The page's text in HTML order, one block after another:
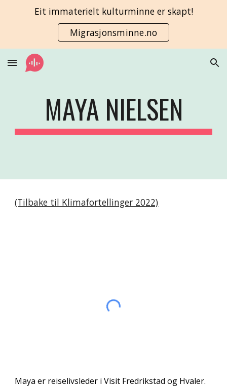
Skip to navigation
Eit immaterielt kulturminne er skapt!
Migrasjonsminne.no
MAYA NIELSEN
(Tilbake til Klimafortellinger 2022)
Maya er reiselivsleder i Visit Fredrikstad og Hvaler.